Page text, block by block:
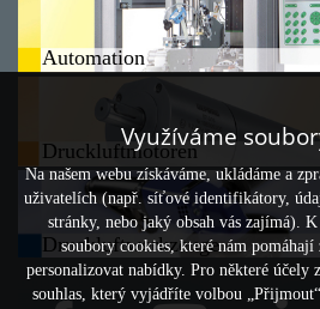
Automation
Druckluftmotoren
Druckluftwerkzeuge
Využíváme
Na našem webu získáváme, ukládáme a
uživatelích (např. síťové identifikátory,
stránky, nebo jaký obsah vás zajímá).
soubory cookies, které nám
personalizovat nabídky. Pro některé účely
souhlas, který vyjádříte volbou